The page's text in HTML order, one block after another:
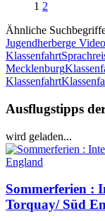
1 2
Ähnliche
Jugendherberge Video
Klassenfahrt
Mecklenburg
Klassenfahrt
Ausflugstipps
wird geladen...
Sommerferien :
Torquay/ Süd